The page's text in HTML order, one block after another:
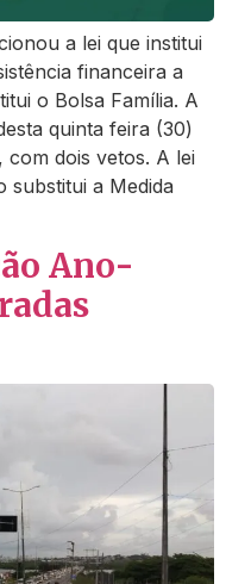
a lei que institui
financeira a
o Bolsa Família. A
quinta feira (30)
com dois vetos. A lei
substitui a Medida
Ano-